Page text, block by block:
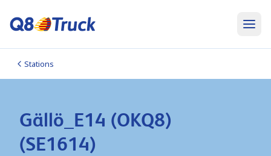
Stations
Gällö_E14 (OKQ8)
(SE1614)